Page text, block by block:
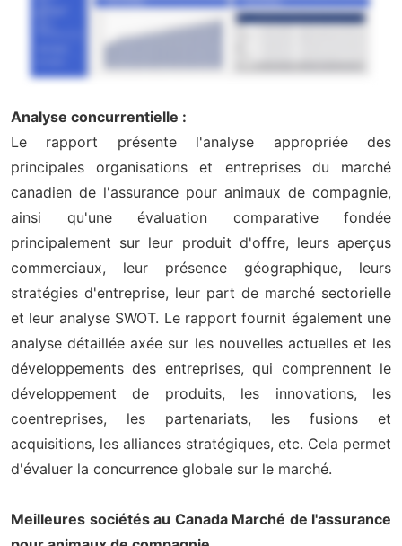
Analyse concurrentielle :
Le rapport présente l'analyse appropriée des
principales organisations et entreprises du marché
canadien de l'assurance pour animaux de compagnie,
ainsi qu'une évaluation comparative fondée
principalement sur leur produit d'offre, leurs aperçus
commerciaux, leur présence géographique, leurs
stratégies d'entreprise, leur part de marché sectorielle
et leur analyse SWOT. Le rapport fournit également une
analyse détaillée axée sur les nouvelles actuelles et les
développements des entreprises, qui comprennent le
développement de produits, les innovations, les
coentreprises, les partenariats, les fusions et
acquisitions, les alliances stratégiques, etc. Cela permet
d'évaluer la concurrence globale sur le marché.
Meilleures sociétés au Canada Marché de l'assurance